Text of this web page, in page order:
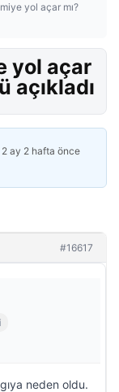
yol açar mı?
yol açar
açıkladı
2 ay 2 hafta önce
#16617
neden oldu.